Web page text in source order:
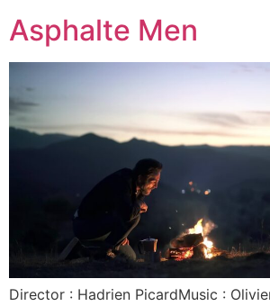
Asphalte Men
Director : Hadrien PicardMusic :